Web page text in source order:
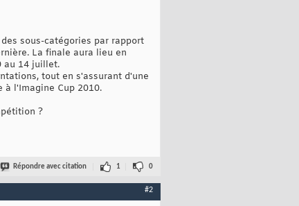
sous-catégories par rapport
La finale aura lieu en
au 14 juillet.
tout en s'assurant d'une
l'Imagine Cup 2010.
?
Répondre avec citation 1 0
#2